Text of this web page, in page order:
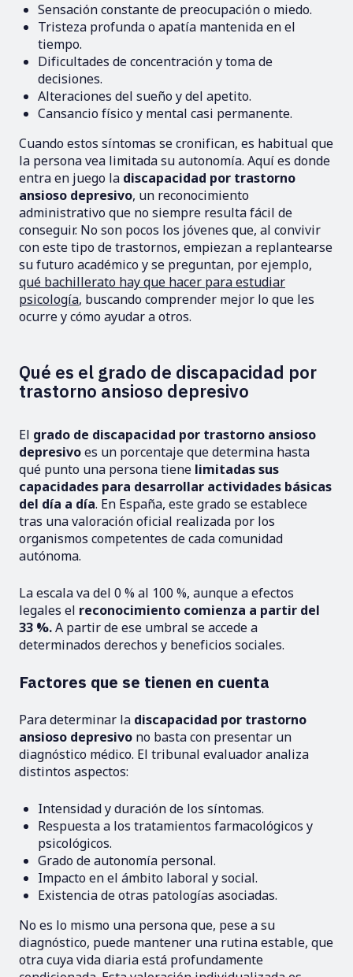
Sensación constante de preocupación o miedo.
Tristeza profunda o apatía mantenida en el
tiempo.
Dificultades de concentración y toma de
decisiones.
Alteraciones del sueño y del apetito.
Cansancio físico y mental casi permanente.
Cuando estos síntomas se cronifican, es habitual que
la persona vea limitada su autonomía. Aquí es donde
entra en juego la discapacidad por trastorno
ansioso depresivo, un reconocimiento
administrativo que no siempre resulta fácil de
conseguir. No son pocos los jóvenes que, al convivir
con este tipo de trastornos, empiezan a replantearse
su futuro académico y se preguntan, por ejemplo,
qué bachillerato hay que hacer para estudiar
psicología, buscando comprender mejor lo que les
ocurre y cómo ayudar a otros.
Qué es el grado de discapacidad por
trastorno ansioso depresivo
El grado de discapacidad por trastorno ansioso
depresivoes un porcentaje que determina hasta
qué punto una persona tiene limitadas sus
capacidades para desarrollar actividades básicas
del día a día. En España, este grado se establece
tras una valoración oficial realizada por los
organismos competentes de cada comunidad
autónoma.
La escala va del 0 % al 100 %, aunque a efectos
legales el reconocimiento comienza a partir del
33 %.A partir de ese umbral se accede a
determinados derechos y beneficios sociales.
Factores que se tienen en cuenta
Para determinar la discapacidad por trastorno
ansioso depresivo no basta con presentar un
diagnóstico médico. El tribunal evaluador analiza
distintos aspectos:
Intensidad y duración de los síntomas.
Respuesta a los tratamientos farmacológicos y
psicológicos.
Grado de autonomía personal.
Impacto en el ámbito laboral y social.
Existencia de otras patologías asociadas.
No es lo mismo una persona que, pese a su
diagnóstico, puede mantener una rutina estable, que
otra cuya vida diaria está profundamente